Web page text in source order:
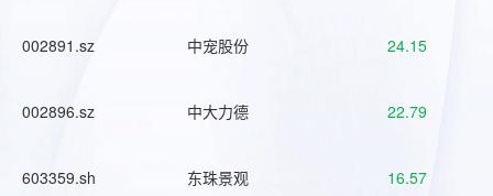
002891.sz 中宠股份 24.15
002896.sz 中大力德 22.79
603359.sh 东珠景观 16.57